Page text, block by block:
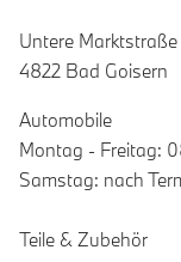
Untere Marktstraße
4822 Bad Goisern
Automobile
Montag - Freitag:
Samstag: nach
Teile & Zubehör